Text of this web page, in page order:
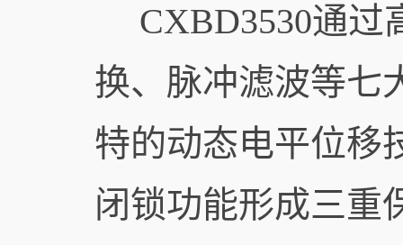
CXBD3530通过
换、脉冲滤波等七
特的动态电平位移
闭锁功能形成三